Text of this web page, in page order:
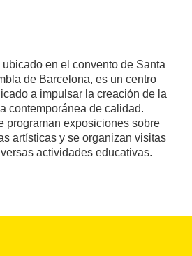
en el convento de Santa
de Barcelona, es un centro
a impulsar la creación de la
contemporánea de calidad.
programan exposiciones sobre
artísticas y se organizan visitas
actividades educativas.